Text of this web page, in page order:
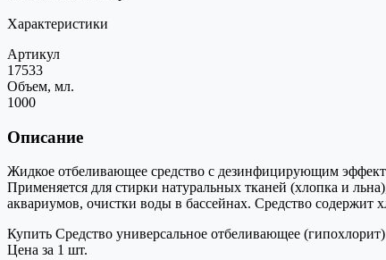
Характеристики
Артикул
17533
Объем, мл.
1000
Описание
Жидкое отбеливающее средство с дезинфицирующим
Применяется для стирки натуральных тканей (хлопка и
аквариумов, очистки воды в бассейнах. Средство
Купить Средство универсальное отбеливающее
Цена за 1 шт.